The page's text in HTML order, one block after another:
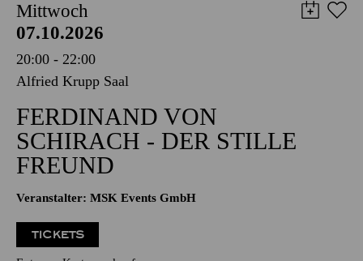
Mittwoch
07.10.2026
20:00 - 22:00
Alfried Krupp Saal
FERDINAND VON
SCHIRACH - DER STILLE
FREUND
Veranstalter: MSK Events GmbH
TICKETS